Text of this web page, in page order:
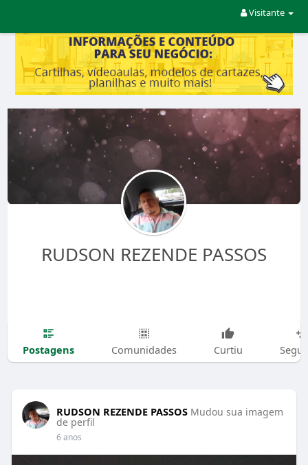
Visitante
RUDSON REZENDE PASSOS
Postagens Comunidades Curtiu
RUDSON REZENDE PASSOS Mudou sua imagem
de perfil
6 anos